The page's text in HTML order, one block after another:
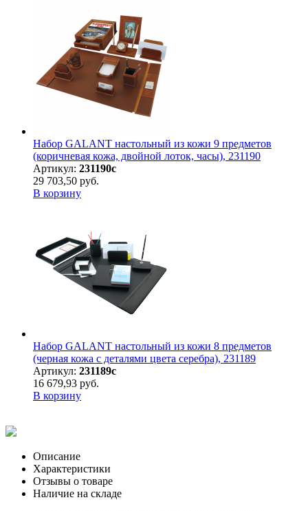
Набор GALANT настольный из кожи 9 предметов
(коричневая кожа, двойной лоток, часы), 231190
Артикул: 231190с
29 703,50 руб.
В корзину
Набор GALANT настольный из кожи 8 предметов
(черная кожа с деталями цвета серебра), 231189
Артикул: 231189с
16 679,93 руб.
В корзину
Описание
Характеристики
Отзывы о товаре
Наличие на складе